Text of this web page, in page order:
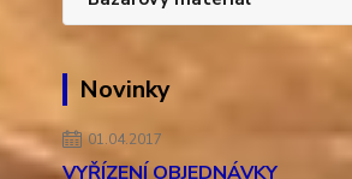
Novinky
01.04.2017
VYŘÍZENÍ OBJEDNÁVKY